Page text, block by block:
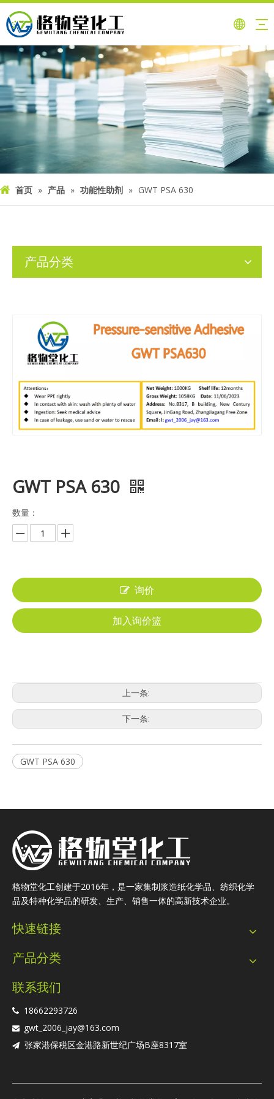
首页 » 产品 » 功能性助剂 » GWT PSA 630
产品分类
GWT PSA 630
数量：
询价
加入询价篮
上一条:
下一条:
GWT PSA 630
格物堂化工创建于2016年，是一家集制浆造纸化学品、纺织化学
品及特种化学品的研发、生产、销售一体的高新技术企业。
快速链接
产品分类
联系我们
 18662293726
 gwt_2006_jay@163.com
 张家港保税区金港路新世纪广场B座8317室